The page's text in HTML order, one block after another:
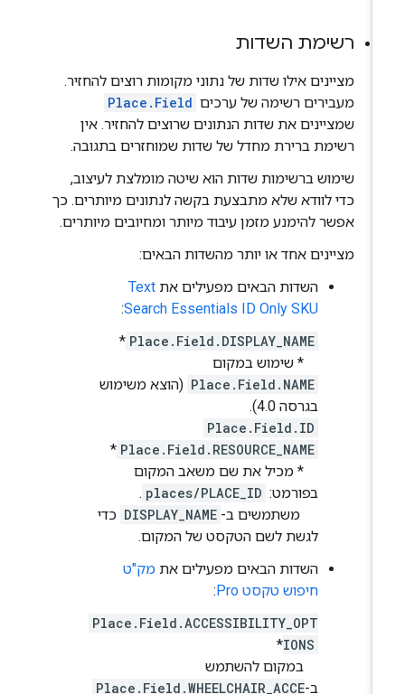
רשימת השדות
מציינים אילו שדות של נתוני מקומות רוצים להחזיר.
מעבירים רשימה של ערכים Place.Field
שמציינים את שדות הנתונים שרוצים להחזיר. אין
רשימת ברירת מחדל של שדות שמוחזרים בתגובה.
שימוש ברשימות שדות הוא שיטה מומלצת לעיצוב,
כדי לוודא שלא מתבצעת בקשה לנתונים מיותרים. כך
אפשר להימנע מזמן עיבוד מיותר ומחיובים מיותרים.
מציינים אחד או יותר מהשדות הבאים:
השדות הבאים מפעילים אתText
Search Essentials ID Only SKU
:
Place.Field.DISPLAY_NAME
*
* שימוש במקום
Place.Field.NAME (הוצא משימוש
בגרסה 4.0).
Place.Field.ID
Place.Field.RESOURCE_NAME
*
* מכיל את שם משאב המקום
בפורמט: places/PLACE_ID
.
משתמשים ב- DISPLAY_NAME כדי
לגשת לשם הטקסט של המקום.
השדות הבאים מפעילים אתמק"ט
חיפוש טקסט Pro
:
Place.Field.ACCESSIBILITY_OPT
IONS
*
במקום להשתמש
Place.Field.WHEELCHAIR_ACCE